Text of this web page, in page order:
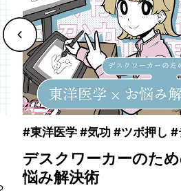
#東洋医学 #気功 #ツボ押し #
デスクワーカーのた
悩み解決術